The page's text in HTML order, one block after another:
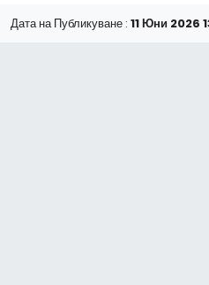
Дата на Публикуване : 11 Юни 2026